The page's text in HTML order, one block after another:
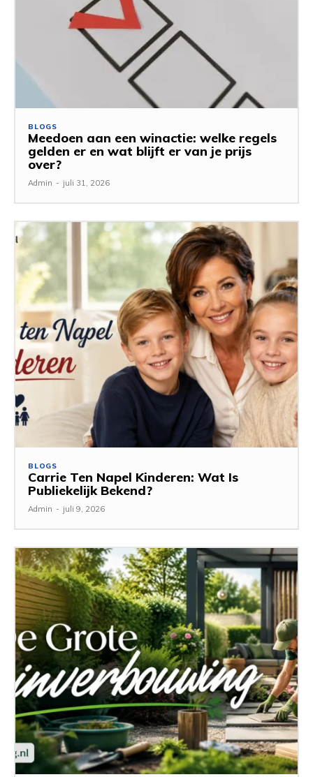
BLOGS
Meedoen aan een winactie: welke regels
gelden er en wat blijft er van je prijs
over?
Admin - juli 31, 2026
BLOGS
Carrie Ten Napel Kinderen: Wat Is
Publiekelijk Bekend?
Admin - juli 9, 2026